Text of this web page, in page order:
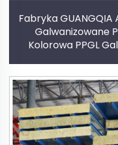
Fabryka
Galwanizowane
Kolorowa PPGL